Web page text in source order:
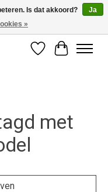
ons naar de mogelijkheden.
Verlanglijst
met
Is dat akkoord?
Ja
»